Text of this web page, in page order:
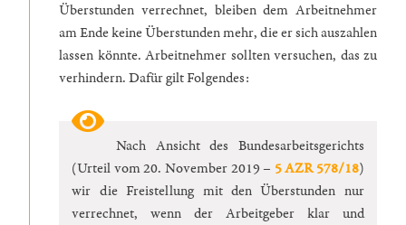
Überstunden verrechnet, bleiben dem Arbeitnehmer
am Ende keine Überstunden mehr, die er sich auszahlen
lassen könnte. Arbeitnehmer sollten versuchen, das zu
verhindern. Dafür gilt Folgendes:
Nach Ansicht des Bundesarbeitsgerichts
(Urteil vom 20. November 2019 – 5 AZR 578/18)
wir die Freistellung mit den Überstunden nur
verrechnet, wenn der Arbeitgeber klar und